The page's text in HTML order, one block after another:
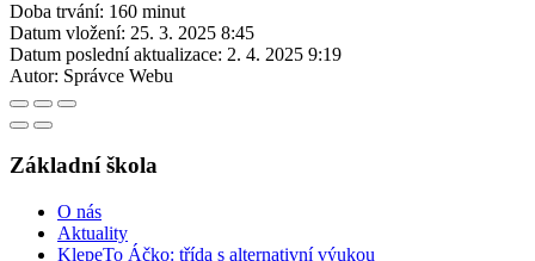
Doba trvání: 160 minut
Datum vložení: 25. 3. 2025 8:45
Datum poslední aktualizace: 2. 4. 2025 9:19
Autor: Správce Webu
Základní škola
O nás
Aktuality
KlepeTo Áčko: třída s alternativní výukou